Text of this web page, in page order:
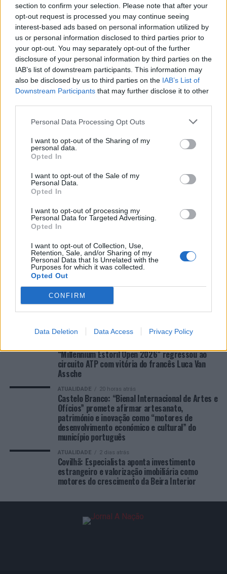
section to confirm your selection. Please note that after your
opt-out request is processed you may continue seeing
interest-based ads based on personal information utilized by
us or personal information disclosed to third parties prior to
your opt-out. You may separately opt-out of the further
disclosure of your personal information by third parties on the
IAB’s list of downstream participants. This information may
also be disclosed by us to third parties on the IAB’s List of
Downstream Participants that may further disclose it to other
Personal Data Processing Opt Outs
I want to opt-out of the Sharing of my
personal data.
Opted In
I want to opt-out of the Sale of my
Personal Data.
Opted In
I want to opt-out of processing my
Personal Data for Targeted Advertising.
Opted In
I want to opt-out of Collection, Use,
Retention, Sale, and/or Sharing of my
Personal Data that Is Unrelated with the
Purposes for which it was collected.
Opted Out
CONFIRM
Data Deletion Data Access Privacy Policy
ARTIGOS RECENTES
“Millennium Estoril Open 2026” regressou ao circuito ATP
com vitória do francês Luca Van Assche
promete afirmar artesanato, património e inovação como
município português
valorização imobiliária como motores do crescimento da
Beira Interior
Rio de Janeiro: Governo do Estado propõe parceria com a
FUNCEX para “reforçar inteligência sobre comércio
Esposende acolhe festival de kitesurf
COMENTÁRIOS RECENTES
ÚLTIMAS DESTAQUE VIDEOS
“Millennium Estoril Open 2026” regressou ao
circuito ATP com vitória do francês Luca Van
Assche
ATUALIDADE 20 horas atrás
Castelo Branco: “Bienal Internacional de Artes e
Ofícios” promete afirmar artesanato,
património e inovação como “motores de
desenvolvimento económico e cultural” do
município português
ATUALIDADE 2 dias atrás
Covilhã: Especialista aponta investimento
estrangeiro e valorização imobiliária como
motores do crescimento da Beira Interior